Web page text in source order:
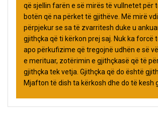
që sjellin farën e së mirës të vullnetet për
botën që na përket të gjithëve. Më mirë
përpjekur se sa të zvarritesh duke u
gjithçka që ti kërkon prej saj. Nuk ka forcë
apo përkufizime që tregojnë udhën e së
e merituar, zotërimin e gjithçkasë që të
gjithçka tek vetja. Gjithçka që do është
Mjafton të dish ta kërkosh dhe do të kesh